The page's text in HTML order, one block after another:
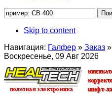
Skip to content
Навигация: Галфер » Заказ »
Воскресенье, 09 Авг 2026